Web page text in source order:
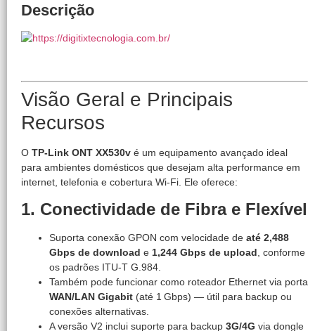
Descrição
Visão Geral e Principais
Recursos
O TP-Link ONT XX530v é um equipamento avançado ideal
para ambientes domésticos que desejam alta performance em
internet, telefonia e cobertura Wi-Fi. Ele oferece:
1. Conectividade de Fibra e Flexível
Suporta conexão GPON com velocidade de até 2,488
Gbps de download e 1,244 Gbps de upload , conforme
os padrões ITU‑T G.984.
Também pode funcionar como roteador Ethernet via porta
WAN/LAN Gigabit (até 1 Gbps) — útil para backup ou
conexões alternativas.
A versão V2 inclui suporte para backup 3G/4G via dongle